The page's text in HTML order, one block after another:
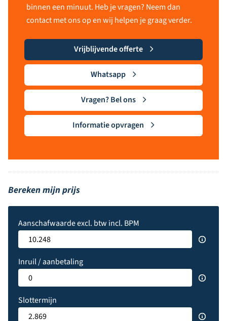
binnen een minuut. Heb je vragen? Neem dan
contact met ons op en wij helpen je graag verder.
Vrijblijvende offerte
Whatsapp
Vragen? Bel ons
Informatie opvragen
Bereken mijn prijs
Aanschafwaarde excl. btw incl. BPM
Inruil / aanbetaling
Slottermijn